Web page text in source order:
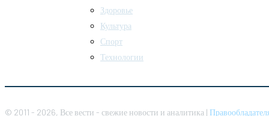
Здоровье
Культура
Спорт
Технологии
© 2011 - 2026, Все вести - свежие новости и аналитика |